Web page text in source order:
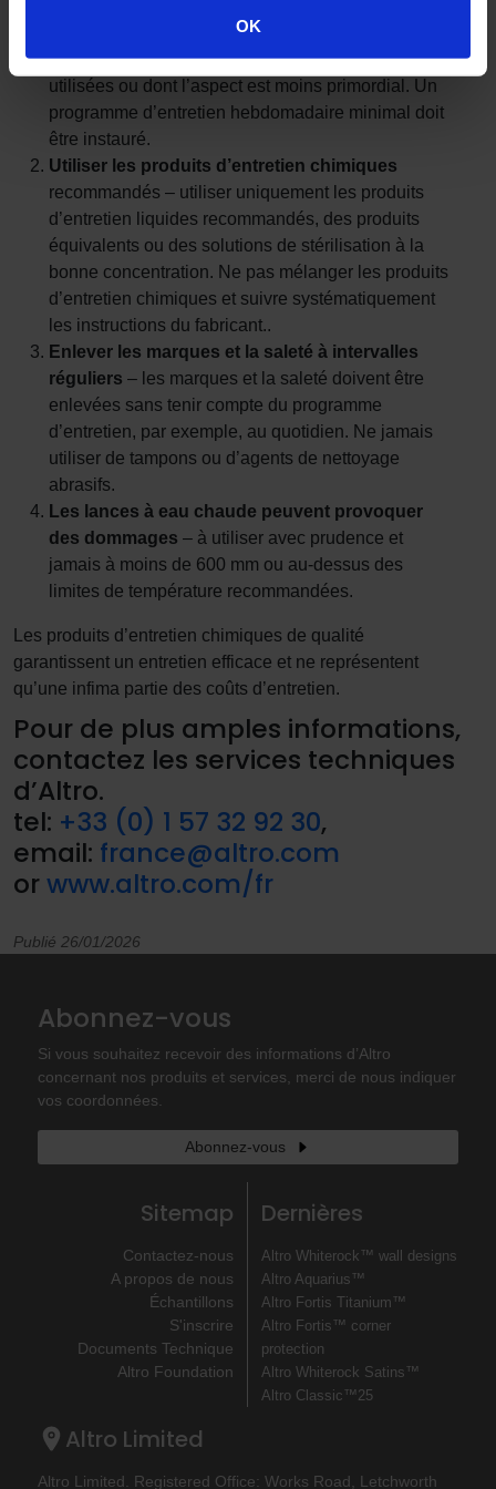
OK
exigences d’hygiène rigoureuses doivent être
nettoyés plus souvent que les zones rarement
utilisées ou dont l’aspect est moins primordial. Un
programme d’entretien hebdomadaire minimal doit
être instauré.
Utiliser les produits d’entretien chimiques
recommandés – utiliser uniquement les produits
d’entretien liquides recommandés, des produits
équivalents ou des solutions de stérilisation à la
bonne concentration. Ne pas mélanger les produits
d’entretien chimiques et suivre systématiquement
les instructions du fabricant..
Enlever les marques et la saleté à intervalles
réguliers – les marques et la saleté doivent être
enlevées sans tenir compte du programme
d’entretien, par exemple, au quotidien. Ne jamais
utiliser de tampons ou d’agents de nettoyage
abrasifs.
Les lances à eau chaude peuvent provoquer
des dommages – à utiliser avec prudence et
jamais à moins de 600 mm ou au-dessus des
limites de température recommandées.
Les produits d’entretien chimiques de qualité
garantissent un entretien efficace et ne représentent
qu’une infima partie des coûts d’entretien.
Pour de plus amples informations,
contactez les services techniques
d’Altro.
tel: +33 (0) 1 57 32 92 30,
email: france@altro.com
orwww.altro.com/fr
Publié 26/01/2026
Abonnez-vous
Si vous souhaitez recevoir des informations d’Altro
concernant nos produits et services, merci de nous indiquer
vos coordonnées.
Abonnez-vous
Sitemap
Contactez-nous
A propos de nous
Échantillons
S'inscrire
Documents Technique
Altro Foundation
Dernières
Altro Whiterock™ wall designs
Altro Aquarius™
Altro Fortis Titanium™
Altro Fortis™ corner
protection
Altro Whiterock Satins™
Altro Classic™25
Altro Limited
Altro Limited. Registered Office: Works Road, Letchworth